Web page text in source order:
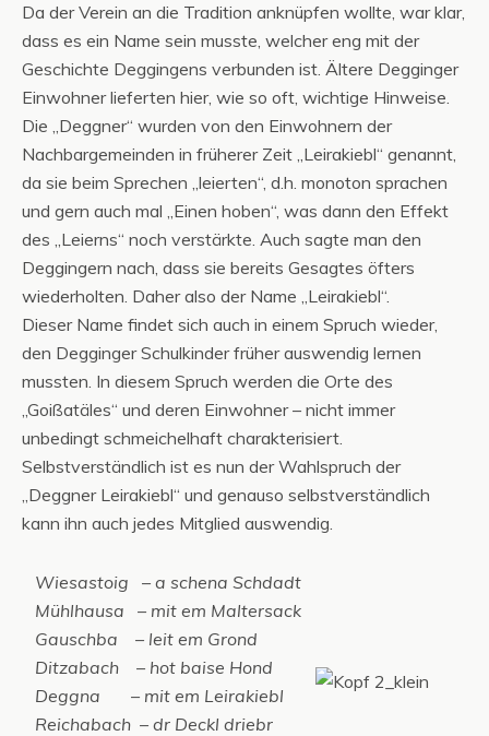
Da der Verein an die Tradition anknüpfen wollte, war klar,
dass es ein Name sein musste, welcher eng mit der
Geschichte Deggingens verbunden ist. Ältere Degginger
Einwohner lieferten hier, wie so oft, wichtige Hinweise.
Die „Deggner“ wurden von den Einwohnern der
Nachbargemeinden in früherer Zeit „Leirakiebl“ genannt,
da sie beim Sprechen „leierten“, d.h. monoton sprachen
und gern auch mal „Einen hoben“, was dann den Effekt
des „Leierns“ noch verstärkte. Auch sagte man den
Deggingern nach, dass sie bereits Gesagtes öfters
wiederholten. Daher also der Name „Leirakiebl“.
Dieser Name findet sich auch in einem Spruch wieder,
den Degginger Schulkinder früher auswendig lernen
mussten. In diesem Spruch werden die Orte des
„Goißatäles“ und deren Einwohner – nicht immer
unbedingt schmeichelhaft charakterisiert.
Selbstverständlich ist es nun der Wahlspruch der
„Deggner Leirakiebl“ und genauso selbstverständlich
kann ihn auch jedes Mitglied auswendig.
Wiesastoig – a schena Schdadt
Mühlhausa – mit em Maltersack
Gauschba – leit em Grond
Ditzabach – hot baise Hond
Deggna – mit em Leirakiebl
Reichabach – dr Deckl driebr